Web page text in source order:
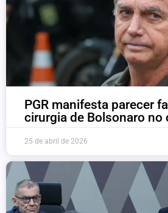
PGR manifesta parecer
cirurgia de Bolsonaro no
25 de abril de 2026